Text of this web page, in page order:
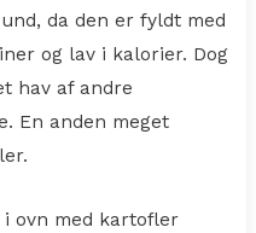
da den er fyldt med
og lav i kalorier. Dog
hav af andre
En anden meget
ovn med kartofler